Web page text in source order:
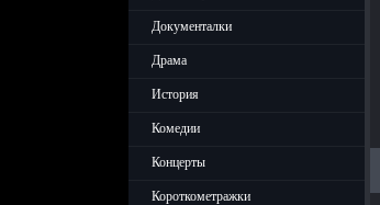
Документалки
Драма
История
Комедии
Концерты
Короткометражки